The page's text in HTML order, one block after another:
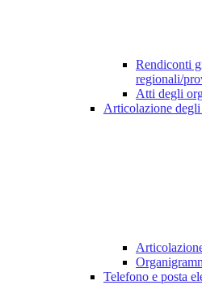
Rendiconti
regionali/
Atti degli
Articolazione
Telefono e posta